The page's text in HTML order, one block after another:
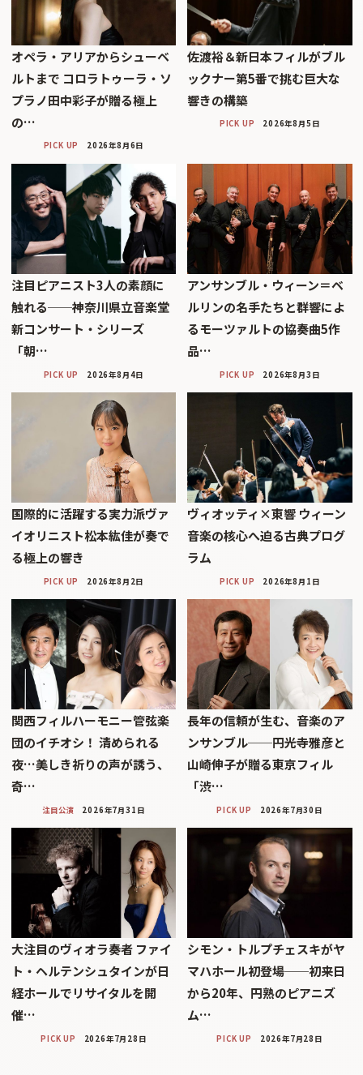
オペラ・アリアからシューベ
ルトまで コロラトゥーラ・ソ
プラノ田中彩子が贈る極上
の…
PICK UP 2026年8月6日
佐渡裕＆新日本フィルがブル
ックナー第5番で挑む巨大な
響きの構築
PICK UP 2026年8月5日
注目ピアニスト3人の素顔に
触れる──神奈川県立音楽堂
新コンサート・シリーズ
「朝…
PICK UP 2026年8月4日
アンサンブル・ウィーン＝ベ
ルリンの名手たちと群響によ
るモーツァルトの協奏曲5作
品…
PICK UP 2026年8月3日
国際的に活躍する実力派ヴァ
イオリニスト松本紘佳が奏で
る極上の響き
PICK UP 2026年8月2日
ヴィオッティ×東響 ウィーン
音楽の核心へ迫る古典プログ
ラム
PICK UP 2026年8月1日
関西フィルハーモニー管弦楽
団のイチオシ！ 清められる
夜…美しき祈りの声が誘う、
奇…
注目公演 2026年7月31日
長年の信頼が生む、音楽のア
ンサンブル──円光寺雅彦と
山崎伸子が贈る東京フィル
「渋…
PICK UP 2026年7月30日
大注目のヴィオラ奏者 ファイ
ト・ヘルテンシュタインが日
経ホールでリサイタルを開
催…
PICK UP 2026年7月28日
シモン・トルプチェスキがヤ
マハホール初登場──初来日
から20年、円熟のピアニズ
ム…
PICK UP 2026年7月28日